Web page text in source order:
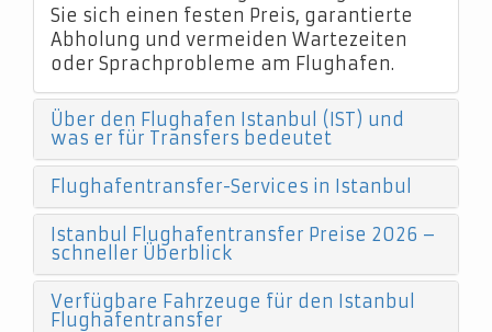
Sie sich einen festen Preis, garantierte
Abholung und vermeiden Wartezeiten
oder Sprachprobleme am Flughafen.
Über den Flughafen Istanbul (IST) und
was er für Transfers bedeutet
Flughafentransfer-Services in Istanbul
Istanbul Flughafentransfer Preise 2026 –
schneller Überblick
Verfügbare Fahrzeuge für den Istanbul
Flughafentransfer